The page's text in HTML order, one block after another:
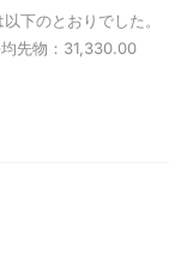
下のとおりでした。
先物：31,330.00